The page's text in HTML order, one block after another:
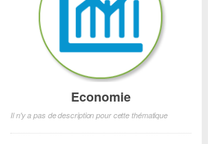
Economie
Il n'y a pas de description pour cette thématique